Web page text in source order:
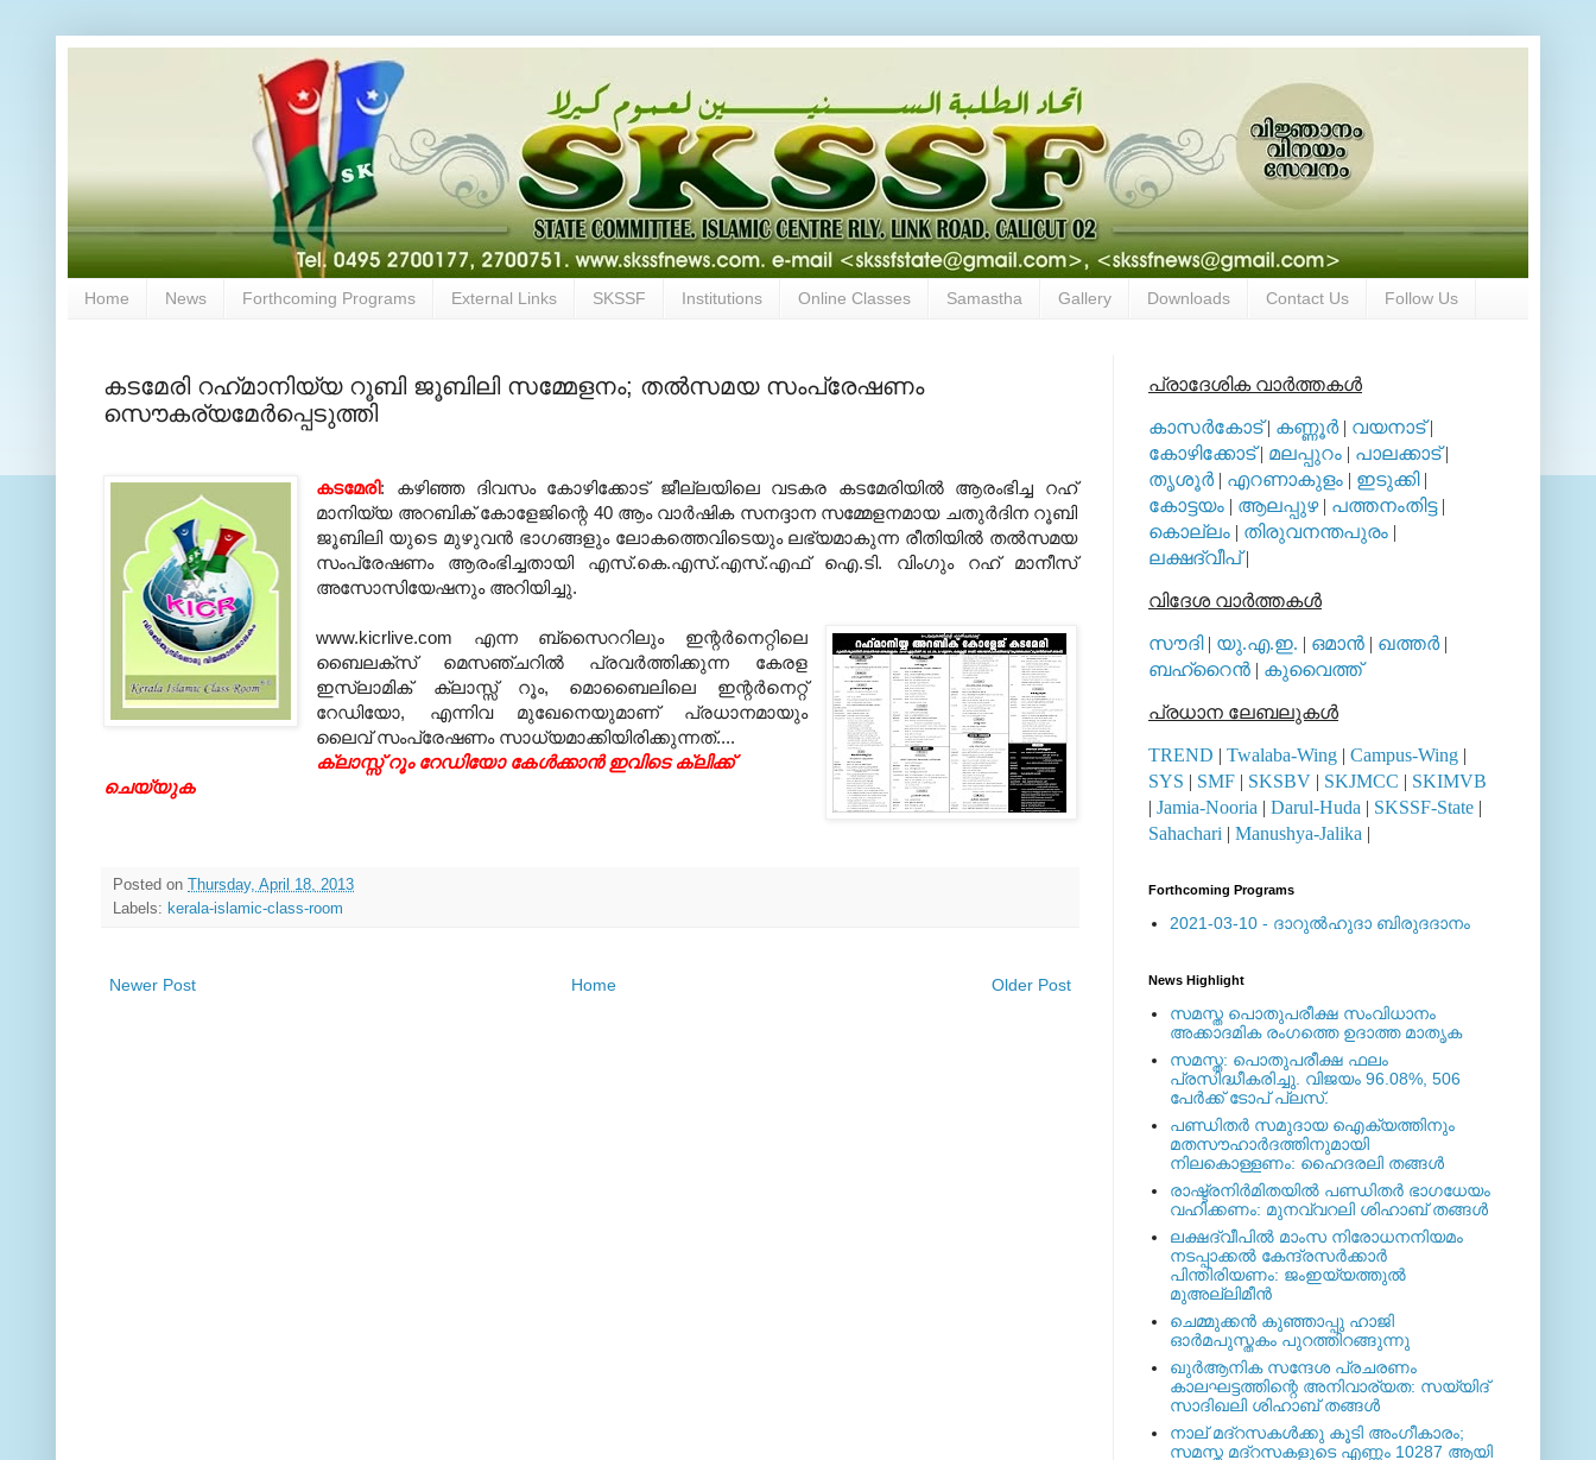
Home News Forthcoming Programs External Links SKSSF Institutions Online Classes Samastha Gallery Downloads Contact Us Follow Us
കടമേരി റഹ്‌മാനിയ്യ റൂബി ജൂബിലി സമ്മേളനം; തല്‍സമയ സംപ്രേഷണം
സൌകര്യമേര്‍പ്പെടുത്തി
കടമേരി: കഴിഞ്ഞ ദിവസം കോഴിക്കോട്‌ ജീല്ലയിലെ വടകര കടമേരിയില്‍ ആരംഭിച്ച റഹ്‌
മാനിയ്യ അറബിക്‌ കോളേജിന്റെ 40 ആം വാര്‍ഷിക സനദ്ദാന സമ്മേളനമായ ചതുര്‍ദിന റൂബി
ജൂബിലി യുടെ മുഴുവന്‍ ഭാഗങ്ങളും ലോകത്തെവിടെയും ലഭ്യമാകുന്ന രീതിയില്‍ തല്‍സമയ
സംപ്രേഷണം ആരംഭിച്ചതായി എസ്‌.കെ.എസ്‌.എസ്‌.എഫ്‌ ഐ.ടി. വിംഗും റഹ്‌ മാനീസ്‌
അസോസിയേഷനും അറിയിച്ചു.
www.kicrlive.com എന്ന ബ്‌സൈററിലും ഇന്റര്‍നെറ്റിലെ
ബൈലക്‌സ്‌ മെസഞ്ചറില്‍ പ്രവര്‍ത്തിക്കുന്ന കേരള
ഇസ്ലാമിക്‌ ക്ലാസ്സ്‌ റൂം, മൊബൈലിലെ ഇന്റര്‍നെറ്റ്‌
റേഡിയോ, എന്നിവ മുഖേനെയുമാണ്‌ പ്രധാനമായും
ലൈവ്‌ സംപ്രേഷണം സാധ്യമാക്കിയിരിക്കുന്നത്‌....
ക്ലാസ്സ്‌ റൂം റേഡിയോ കേൾക്കാൻ ഇവിടെ ക്ലിക്ക്
ചെയ്യുക
Posted on
Thursday, April 18, 2013
Labels: kerala-islamic-class-room
Newer Post Older Post
Home
പ്രാദേശിക വാര്‍ത്തകള്‍
കാസര്‍കോട്| കണ്ണൂര്‍| വയനാട്|
കോഴിക്കോട്| മലപ്പുറം | പാലക്കാട്|
തൃശൂര്‍| എറണാകുളം | ഇടുക്കി|
കോട്ടയം | ആലപ്പുഴ| പത്തനംതിട്ട|
കൊല്ലം | തിരുവനന്തപുരം |
ലക്ഷദ്വീപ്|
വിദേശ വാര്‍ത്തകള്‍
സൗദി| യു.എ.ഇ. | ഒമാന്‍ | ഖത്തര്‍|
ബഹ്റൈന്‍ | കുവൈത്ത്
പ്രധാന ലേബലുകള്‍
TREND | Twalaba-Wing | Campus-Wing |
SYS | SMF | SKSBV | SKJMCC | SKIMVB
| Jamia-Nooria | Darul-Huda | SKSSF-State |
Sahachari | Manushya-Jalika |
Forthcoming Programs
2021-03-10 - ദാറുല്‍ഹുദാ ബിരുദദാനം
News Highlight
സമസ്ത പൊതുപരീക്ഷ സംവിധാനം
അക്കാദമിക രംഗത്തെ ഉദാത്ത മാതൃക
സമസ്ത: പൊതുപരീക്ഷ ഫലം
പ്രസിദ്ധീകരിച്ചു. വിജയം 96.08%, 506
പേര്‍ക്ക് ടോപ് പ്ലസ്.
പണ്ഡിതര്‍ സമുദായ ഐക്യത്തിനും
മതസൗഹാര്‍ദത്തിനുമായി
നിലകൊള്ളണം: ഹൈദരലി തങ്ങള്‍
രാഷ്ട്രനിര്‍മിതയില്‍ പണ്ഡിതര്‍ ഭാഗധേയം
വഹിക്കണം: മുനവ്വറലി ശിഹാബ് തങ്ങള്‍
ലക്ഷദ്വീപില്‍ മാംസ നിരോധനനിയമം
നടപ്പാക്കല്‍ കേന്ദ്രസര്‍ക്കാര്‍
പിന്തിരിയണം: ജംഇയ്യത്തുല്‍
മുഅല്ലിമീന്‍
ചെമ്മുക്കന്‍ കുഞ്ഞാപ്പു ഹാജി
ഓര്‍മപുസ്തകം പുറത്തിറങ്ങുന്നു
ഖുര്‍ആനിക സന്ദേശ പ്രചരണം
കാലഘട്ടത്തിന്റെ അനിവാര്യത: സയ്യിദ്
സാദിഖലി ശിഹാബ് തങ്ങള്‍
നാല് മദ്‌റസകള്‍ക്കു കൂടി അംഗീകാരം;
സമസ്ത മദ്‌റസകളുടെ എണ്ണം 10287 ആയി